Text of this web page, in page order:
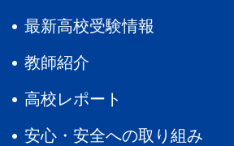
最新高校受験情報
教師紹介
高校レポート
安心・安全への取り組み